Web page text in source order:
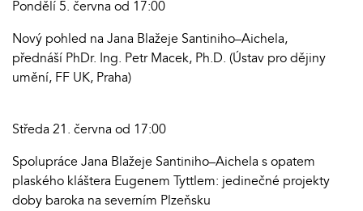
Pondělí 5. června od 17:00
Nový pohled na Jana Blažeje Santiniho–Aichela,
přednáší PhDr. Ing. Petr Macek, Ph.D. (Ústav pro dějiny
umění, FF UK, Praha)
Středa 21. června od 17:00
Spolupráce Jana Blažeje Santiniho–Aichela s opatem
plaského kláštera Eugenem Tyttlem: jedinečné projekty
doby baroka na severním Plzeňsku